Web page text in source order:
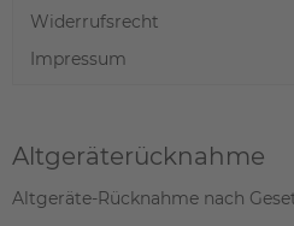
Widerrufsrecht
Impressum
Altgeräterücknahme
Altgeräte-Rücknahme nach